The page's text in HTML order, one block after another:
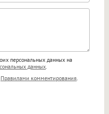
<em>, <s>, <big>,
<ul>, <ol>, <li>,
HTML,
становятся
img] будет
персональных данных на
данных.
Правилами комментирования.